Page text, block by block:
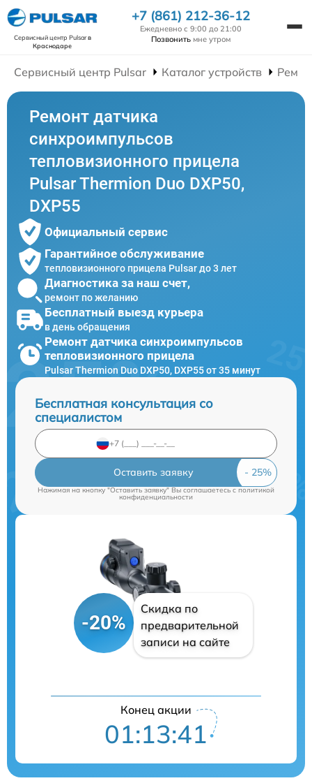
Сервисный центр Pulsarв
Краснодаре
+7 (861) 212-36-12
Ежедневно с 9:00 до 21:00
Позвонить мне утром
Сервисный центр Pulsar Каталог устройств
Ремонт датчика
синхроимпульсов
тепловизионного прицела
Pulsar Thermion Duo DXP50,
DXP55
Официальный сервис
Гарантийное обслуживание
тепловизионного прицела Pulsar до 3 лет
Диагностика за наш счет,
ремонт по желанию
Бесплатный выезд курьера
в день обращения
Ремонт датчика синхроимпульсов
тепловизионного прицела
Pulsar Thermion Duo DXP50, DXP55 от 35 минут
Бесплатная консультация со
специалистом
Оставить заявку
Нажимая на кнопку "Оставить заявку" Вы соглашаетесь cполитикой
конфиденциальности
-20%
Скидка по
предварительной
записи на сайте
Конец акции
01:13:40